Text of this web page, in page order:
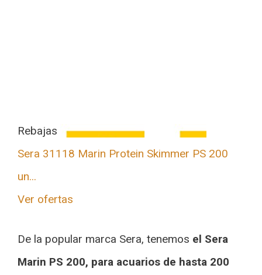
Rebajas
Sera 31118 Marin Protein Skimmer PS 200
un...
Ver ofertas
De la popular marca Sera, tenemos el Sera
Marin PS 200, para acuarios de hasta 200